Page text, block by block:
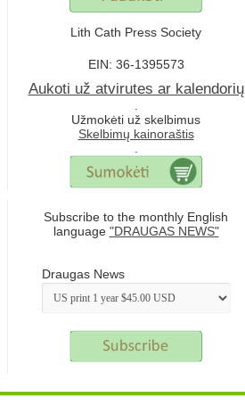
Lith Cath Press Society
EIN: 36-1395573
Aukoti už atvirutes ar kalendorių
.
Užmokėti už skelbimus
Skelbimų kainoraštis
.
Subscribe to the monthly English
language "DRAUGAS NEWS"
Draugas News